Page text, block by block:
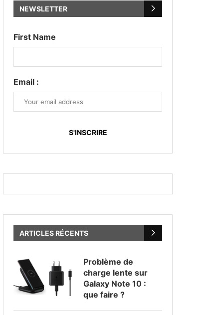
NEWSLETTER
First Name
Email :
ARTICLES RÉCENTS
Problème de
charge lente sur
Galaxy Note 10 :
que faire ?